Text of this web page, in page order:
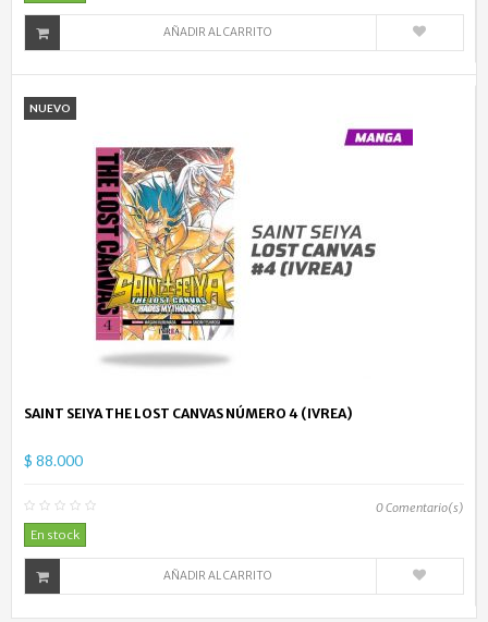
AÑADIR AL CARRITO
NUEVO
SAINT SEIYA THE LOST CANVAS NÚMERO 4 (IVREA)
$ 88.000
0Comentario(s)
En stock
AÑADIR AL CARRITO